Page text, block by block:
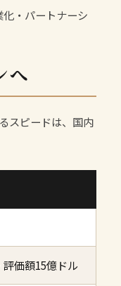
・パートナーシ
へ
スピードは、国内
価額15億ドル